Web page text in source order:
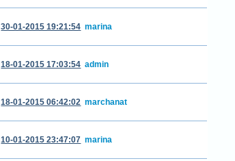
30-01-2015 19:21:54 marina
18-01-2015 17:03:54 admin
18-01-2015 06:42:02 marchanat
10-01-2015 23:47:07 marina